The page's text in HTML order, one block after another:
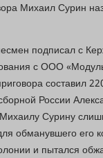
Михаил Сурин
подписал с
с ООО
составил
России
Сурину
обманувшего его
и пытался